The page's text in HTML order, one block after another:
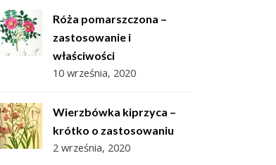
Róża pomarszczona –
zastosowanie i
właściwości
10 września, 2020
Wierzbówka kiprzyca –
krótko o zastosowaniu
2 września, 2020